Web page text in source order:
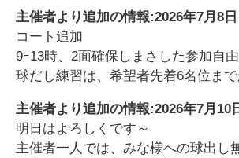
主催者より追加の情報:2026年7月8
コート追加
9ｰ13時、2面確保しまさした参加自
球だし練習は、希望者先着6名位まで
主催者より追加の情報:2026年7月10
明日はよろしくです～
主催者一人では、みな様への球出し